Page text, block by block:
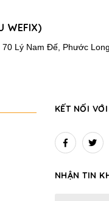
WEFIX)
Lý Nam Đế, Phước
KẾT NỐI
NHẬN TIN